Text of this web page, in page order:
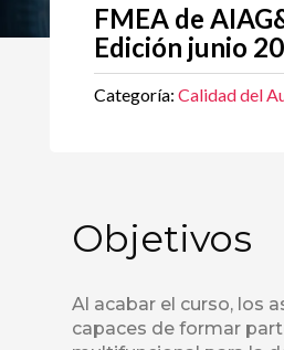
FMEA de
Edición junio
Categoría: Calidad del
Objetivos
Al acabar el curso, los
capaces de formar